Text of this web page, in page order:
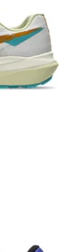
a responsive
foot from
grip on a
dyeing
45%